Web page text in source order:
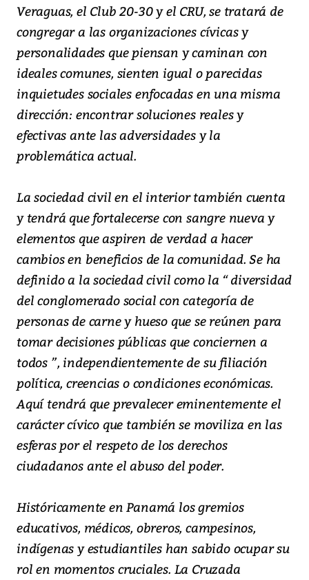
Veraguas, el Club 20-30 y el CRU, se tratará de
congregar a las organizaciones cívicas y
personalidades que piensan y caminan con
ideales comunes, sienten igual o parecidas
inquietudes sociales enfocadas en una misma
dirección: encontrar soluciones reales y
efectivas ante las adversidades y la
problemática actual.
La sociedad civil en el interior también cuenta
y tendrá que fortalecerse con sangre nueva y
elementos que aspiren de verdad a hacer
cambios en beneficios de la comunidad. Se ha
definido a la sociedad civil como la “ diversidad
del conglomerado social con categoría de
personas de carne y hueso que se reúnen para
tomar decisiones públicas que conciernen a
todos ”, independientemente de su filiación
política, creencias o condiciones económicas.
Aquí tendrá que prevalecer eminentemente el
carácter cívico que también se moviliza en las
esferas por el respeto de los derechos
ciudadanos ante el abuso del poder.
Históricamente en Panamá los gremios
educativos, médicos, obreros, campesinos,
indígenas y estudiantiles han sabido ocupar su
rol en momentos cruciales. La Cruzada